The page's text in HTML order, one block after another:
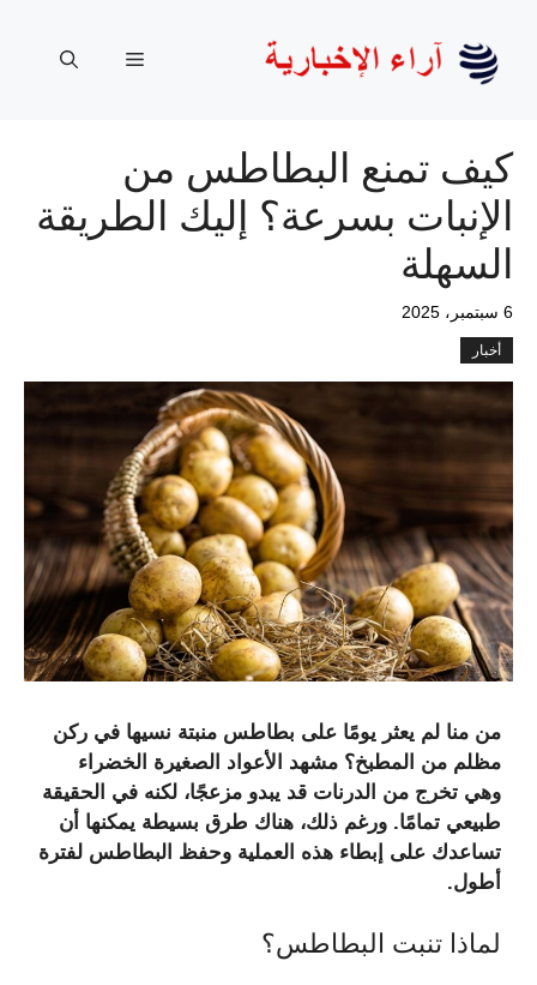
المحتوى
القائمة
كيف تمنع البطاطس من
الإنبات بسرعة؟ إليك الطريقة
السهلة
6 سبتمبر، 2025
أخبار
من منا لم يعثر يومًا على بطاطس منبتة نسيها في ركن
مظلم من المطبخ؟ مشهد الأعواد الصغيرة الخضراء
وهي تخرج من الدرنات قد يبدو مزعجًا، لكنه في الحقيقة
طبيعي تمامًا. ورغم ذلك، هناك طرق بسيطة يمكنها أن
تساعدك على إبطاء هذه العملية وحفظ البطاطس لفترة
أطول.
لماذا تنبت البطاطس؟